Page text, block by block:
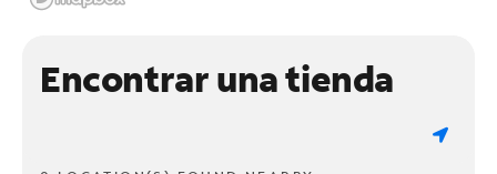
Encontrar una tienda